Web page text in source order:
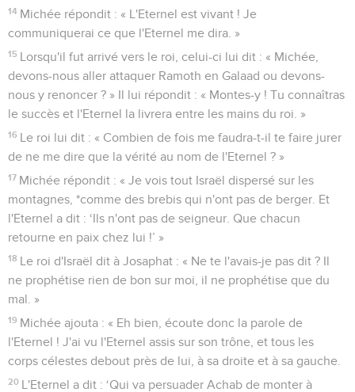
14 Michée répondit : « L'Eternel est vivant ! Je
communiquerai ce que l'Eternel me dira. »
15 Lorsqu'il fut arrivé vers le roi, celui-ci lui dit : « Michée,
devons-nous aller attaquer Ramoth en Galaad ou devons-
nous y renoncer ? » Il lui répondit : « Montes-y ! Tu connaîtras
le succès et l'Eternel la livrera entre les mains du roi. »
16 Le roi lui dit : « Combien de fois me faudra-t-il te faire jurer
de ne me dire que la vérité au nom de l'Eternel ? »
17 Michée répondit : « Je vois tout Israël dispersé sur les
montagnes, *comme des brebis qui n'ont pas de berger. Et
l'Eternel a dit : ‘Ils n'ont pas de seigneur. Que chacun
retourne en paix chez lui !’ »
18 Le roi d'Israël dit à Josaphat : « Ne te l'avais-je pas dit ? Il
ne prophétise rien de bon sur moi, il ne prophétise que du
mal. »
19 Michée ajouta : « Eh bien, écoute donc la parole de
l'Eternel ! J'ai vu l'Eternel assis sur son trône, et tous les
corps célestes debout près de lui, à sa droite et à sa gauche.
20 L'Eternel a dit : ‘Qui va persuader Achab de monter à